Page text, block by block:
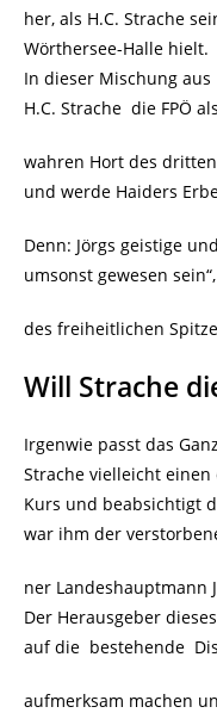
her, als H.C. Strache
Wörthersee-Halle hielt.
In dieser Mischung
H.C. Strache die FPÖ
wahren Hort des
und werde Haiders
Denn: Jörgs geistige
umsonst gewesen
des freiheitlichen
Will Strache
Irgenwie passt das
Strache vielleicht einen
Kurs und beabsichtigt
war ihm der
ner Landeshauptmann
Der Herausgeber
auf die bestehende
aufmerksam machen